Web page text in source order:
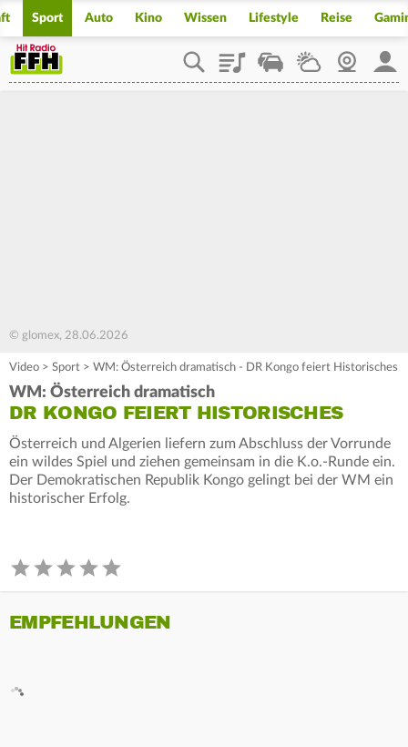
Sport Auto Kino Wissen Lifestyle Reise
PlaylistStaupilotWetterWebcam
© glomex, 28.06.2026
Video > Sport > WM: Österreich dramatisch - DR Kongo feiert Historisches
WM: Österreich dramatisch
DR KONGO FEIERT HISTORISCHES
Österreich und Algerien liefern zum Abschluss der Vorrunde
ein wildes Spiel und ziehen gemeinsam in die K.o.-Runde ein.
Der Demokratischen Republik Kongo gelingt bei der WM ein
historischer Erfolg.
EMPFEHLUNGEN